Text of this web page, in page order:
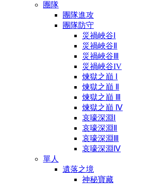
團隊
團隊進攻
團隊防守
災禍峽谷Ⅰ
災禍峽谷Ⅱ
災禍峽谷Ⅲ
災禍峽谷IV
煉獄之巔 Ⅰ
煉獄之巔 Ⅱ
煉獄之巔 Ⅲ
煉獄之巔 Ⅳ
哀嚎深淵Ⅰ
哀嚎深淵Ⅱ
哀嚎深淵Ⅲ
哀嚎深淵Ⅳ
單人
遺落之境
神秘寶藏